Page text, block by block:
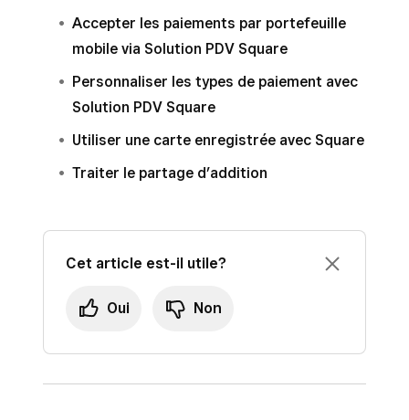
Pour traiter des paiements, vous devez
vous trouver dans le pays où vous avez
Square peut également traiter les paiements de
vos clients internationaux via Factures Square
Découvrez comment
Vente en ligne Square.
Accepter les paiements par portefeuille
mobile via Solution PDV Square
Personnaliser les types de paiement avec
Solution PDV Square
Utiliser une carte enregistrée avec Square
Traiter le partage d’addition
Cet article est-il utile?
Oui Non